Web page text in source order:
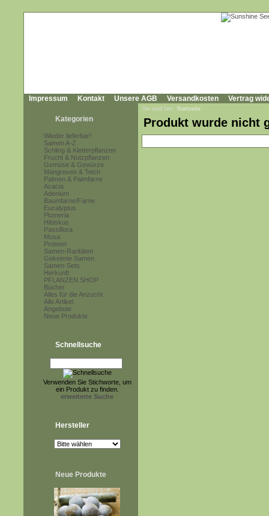
Impressum Kontakt Unsere AGB Versandkosten Vertrag
Kategorien
Wieder lieferbar!
Samen A-Z
Schling & Kletterpflanzen
Frucht & Nutzpflanzen
Gemüse & Gewürze
Mangroven & Teich
Palmen & Palmfarne
Acacia
Adenium
Baumfarne/Farne
Eucalyptus
Plumeria
Hibiskus
Passiflora
Musa
Proteen
Samen-Raritäten
Gekeimte Samen
Samen-Sets
Herkunft
PFLANZEN SHOP
Bücher
Alles für die Anzucht
Alle Artikel
Angebote
Neue Produkte
Schnellsuche
Verwenden Sie Stichworte, um
ein Produkt zu finden.
erweiterte Suche
Hersteller
Neue Produkte
Sie sind hier: Startseite
Produkt wurde nicht